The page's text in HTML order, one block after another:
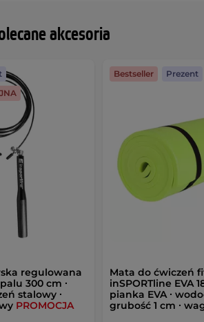
akcesoria
regulowana
300 cm ∙
stalowy ∙
PROMOCJA
Mata do ćwiczeń
inSPORTline EVA
pianka EVA ∙
grubość 1 cm ∙
Bestseller Prezent